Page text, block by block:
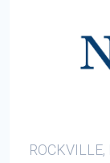
ROCKVILLE,